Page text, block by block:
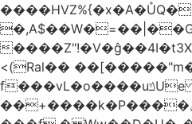
<(Ral��
f���vL�o����uݿUe
��+����k�P����ݷ�v���[A������v�.&��6������/